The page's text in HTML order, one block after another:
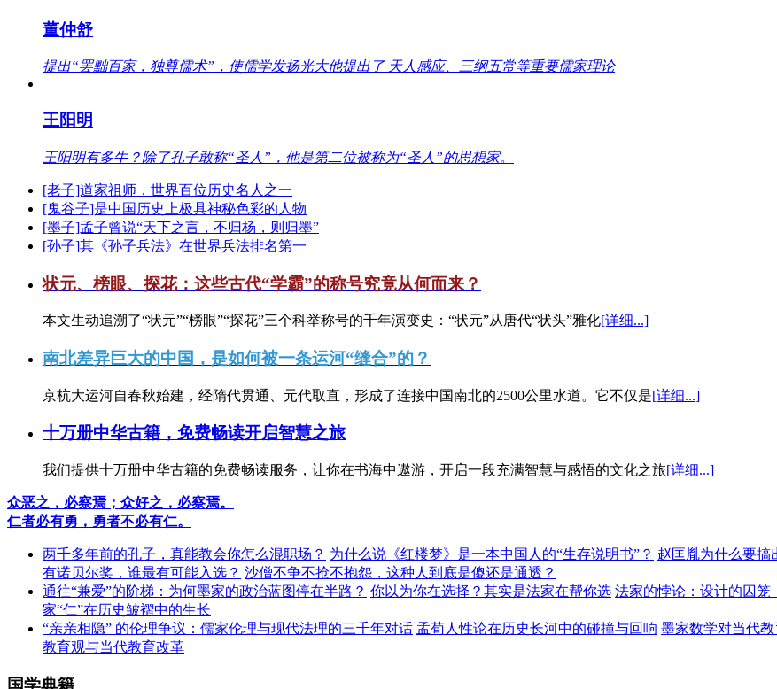
董仲舒
提出“罢黜百家，独尊儒术”，使儒学发扬光大他提出了 天人感应、三纲五常等重要儒家理论
王阳明
王阳明有多牛？除了孔子敢称“圣人”，他是第二位被称为“圣人”的思想家。
[老子]道家祖师，世界百位历史名人之一
[鬼谷子]是中国历史上极具神秘色彩的人物
[墨子]孟子曾说“天下之言，不归杨，则归墨”
[孙子]其《孙子兵法》在世界兵法排名第一
状元、榜眼、探花：这些古代“学霸”的称号究竟从何而来？
本文生动追溯了“状元”“榜眼”“探花”三个科举称号的千年演变史：“状元”从唐代“状头”雅化[详细...]
南北差异巨大的中国，是如何被一条运河“缝合”的？
京杭大运河自春秋始建，经隋代贯通、元代取直，形成了连接中国南北的2500公里水道。它不仅是[详细...]
十万册中华古籍，免费畅读开启智慧之旅
我们提供十万册中华古籍的免费畅读服务，让你在书海中遨游，开启一段充满智慧与感悟的文化之旅[详细...]
众恶之，必察焉；众好之，必察焉。
仁者必有勇，勇者不必有仁。
两千多年前的孔子，真能教会你怎么混职场？ 为什么说《红楼梦》是一本中国人的“生存说明书”？ 赵匡胤为什么要搞
有诺贝尔奖，谁最有可能入选？ 沙僧不争不抢不抱怨，这种人到底是傻还是通透？
通往“兼爱”的阶梯：为何墨家的政治蓝图停在半路？ 你以为你在选择？其实是法家在帮你选 法家的悖论：设计的囚笼
家“仁”在历史皱褶中的生长
“亲亲相隐” 的伦理争议：儒家伦理与现代法理的三千年对话 孟荀人性论在历史长河中的碰撞与回响 墨家数学对当代
教育观与当代教育改革
国学典籍